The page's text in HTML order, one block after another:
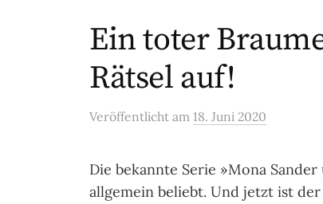
Ein toter
Rätsel auf!
Veröffentlicht am 18. Juni 2020
Die bekannte Serie »Mona
allgemein beliebt. Und jetzt ist